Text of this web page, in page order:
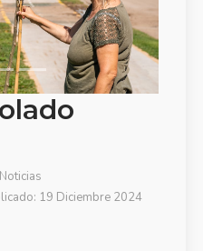
Noticias
19 Diciembre 2024